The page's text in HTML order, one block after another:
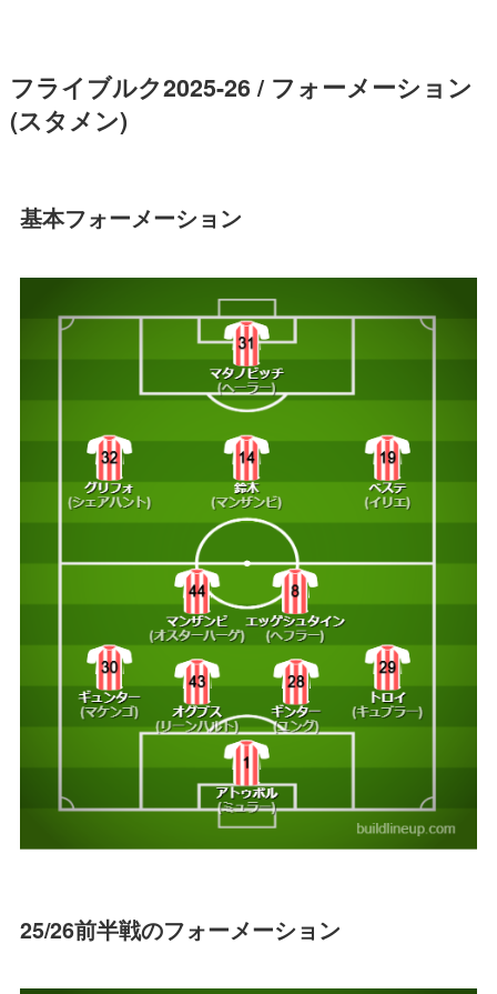
フライブルク2025-26 / フォーメーション
(スタメン)
基本フォーメーション
25/26前半戦のフォーメーション